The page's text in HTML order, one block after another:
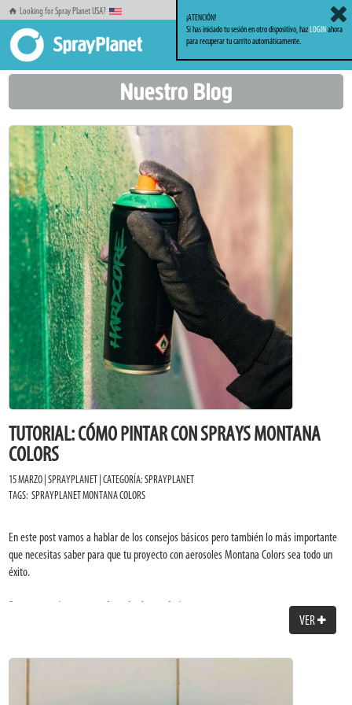
Looking for Spray Planet USA?
Inicio Categoría: SprayPlanet
Nuestro Blog
TUTORIAL: CÓMO PINTAR CON SPRAYS MONTANA
COLORS
15 MARZO | SPRAYPLANET | CATEGORÍA:SPRAYPLANET
TAGS: SPRAYPLANETMONTANA COLORS
En este post vamos a hablar de los consejos básicos pero también lo más importante
que necesitas saber para que tu proyecto con aerosoles Montana Colors sea todo un
éxito.
Pasos a seguir para que el resultado sea óptimo:
Limpia bien la superficie antes de aplicar la pintura para quitar cualquier resto
Si es necesario, utiliza la imprimación adecuada para el material que vayas a
VER
¡ATENCIÓN!
Si has iniciado tu sesión en otro dispositivo, hazLOGINahora
para recuperar tu carrito automáticamente.